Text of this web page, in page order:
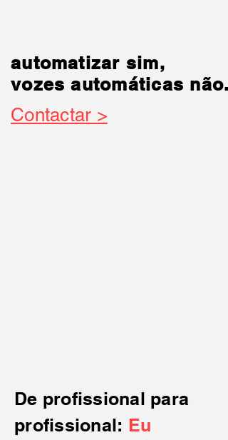
automatizar sim,
vozes automáticas não.
automatizar sim,
vozes automáticas não.
Contactar >
De profissional para
profissional: Eu